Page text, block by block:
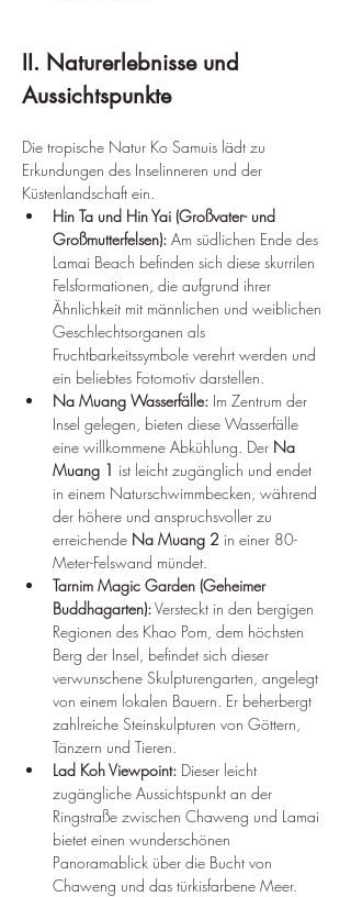
II. Naturerlebnisse und
Aussichtspunkte
Die tropische Natur Ko Samuis lädt zu
Erkundungen des Inselinneren und der
Küstenlandschaft ein.
Hin Ta und Hin Yai (Großvater- und
Großmutterfelsen): Am südlichen Ende des
Lamai Beach befinden sich diese skurrilen
Felsformationen, die aufgrund ihrer
Ähnlichkeit mit männlichen und weiblichen
Geschlechtsorganen als
Fruchtbarkeitssymbole verehrt werden und
ein beliebtes Fotomotiv darstellen.
Na Muang Wasserfälle: Im Zentrum der
Insel gelegen, bieten diese Wasserfälle
eine willkommene Abkühlung. Der Na
Muang 1 ist leicht zugänglich und endet
in einem Naturschwimmbecken, während
der höhere und anspruchsvoller zu
erreichende Na Muang 2 in einer 80-
Meter-Felswand mündet.
Tarnim Magic Garden (Geheimer
Buddhagarten): Versteckt in den bergigen
Regionen des Khao Pom, dem höchsten
Berg der Insel, befindet sich dieser
verwunschene Skulpturengarten, angelegt
von einem lokalen Bauern. Er beherbergt
zahlreiche Steinskulpturen von Göttern,
Tänzern und Tieren.
Lad Koh Viewpoint: Dieser leicht
zugängliche Aussichtspunkt an der
Ringstraße zwischen Chaweng und Lamai
bietet einen wunderschönen
Panoramablick über die Bucht von
Chaweng und das türkisfarbene Meer.